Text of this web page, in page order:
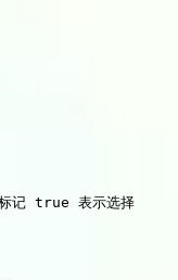
true 表示选择